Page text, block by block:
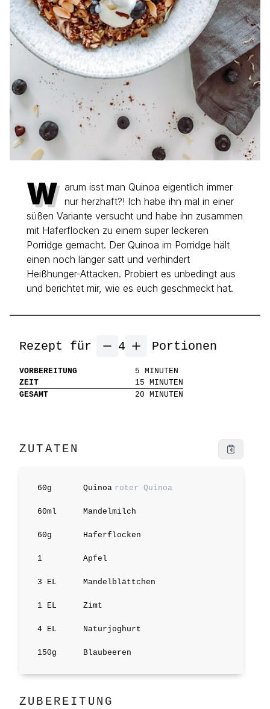
W arum isst man Quinoa eigentlich immer
nur herzhaft?! Ich habe ihn mal in einer
süßen Variante versucht und habe ihn zusammen
mit Haferflocken zu einem super leckeren
Porridge gemacht. Der Quinoa im Porridge hält
einen noch länger satt und verhindert
Heißhunger-Attacken. Probiert es unbedingt aus
und berichtet mir, wie es euch geschmeckt hat.
Rezept für 4 Portionen
VORBEREITUNG 5 MINUTEN
ZEIT
15 MINUTEN
GESAMT
20 MINUTEN
ZUTATEN
60g Quinoa roter Quinoa
60ml Mandelmilch
60g Haferflocken
1 Apfel
3 EL Mandelblättchen
1 EL Zimt
4 EL Naturjoghurt
150g Blaubeeren
ZUBEREITUNG